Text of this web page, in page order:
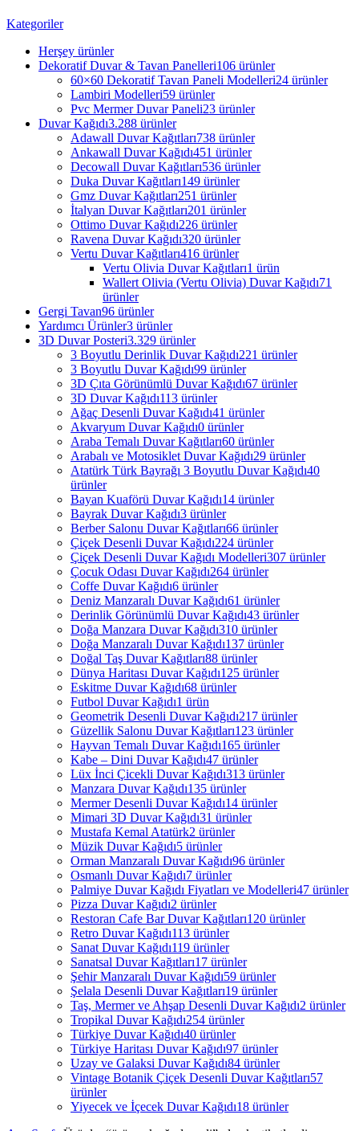
Kategoriler
Herşey ürünler
Dekoratif Duvar & Tavan Panelleri106 ürünler
60×60 Dekoratif Tavan Paneli Modelleri24 ürünler
Lambiri Modelleri59 ürünler
Pvc Mermer Duvar Paneli23 ürünler
Duvar Kağıdı3.288 ürünler
Adawall Duvar Kağıtları738 ürünler
Ankawall Duvar Kağıdı451 ürünler
Decowall Duvar Kağıtları536 ürünler
Duka Duvar Kağıtları149 ürünler
Gmz Duvar Kağıtları251 ürünler
İtalyan Duvar Kağıtları201 ürünler
Ottimo Duvar Kağıdı226 ürünler
Ravena Duvar Kağıdı320 ürünler
Vertu Duvar Kağıtları416 ürünler
Vertu Olivia Duvar Kağıtları1 ürün
Wallert Olivia (Vertu Olivia) Duvar Kağıdı71
ürünler
Gergi Tavan96 ürünler
Yardımcı Ürünler3 ürünler
3D Duvar Posteri3.329 ürünler
3 Boyutlu Derinlik Duvar Kağıdı221 ürünler
3 Boyutlu Duvar Kağıdı99 ürünler
3D Çıta Görünümlü Duvar Kağıdı67 ürünler
3D Duvar Kağıdı113 ürünler
Ağaç Desenli Duvar Kağıdı41 ürünler
Akvaryum Duvar Kağıdı0 ürünler
Araba Temalı Duvar Kağıtları60 ürünler
Arabalı ve Motosiklet Duvar Kağıdı29 ürünler
Atatürk Türk Bayrağı 3 Boyutlu Duvar Kağıdı40
ürünler
Bayan Kuaförü Duvar Kağıdı14 ürünler
Bayrak Duvar Kağıdı3 ürünler
Berber Salonu Duvar Kağıtları66 ürünler
Çiçek Desenli Duvar Kağıdı224 ürünler
Çiçek Desenli Duvar Kağıdı Modelleri307 ürünler
Çocuk Odası Duvar Kağıdı264 ürünler
Coffe Duvar Kağıdı6 ürünler
Deniz Manzaralı Duvar Kağıdı61 ürünler
Derinlik Görünümlü Duvar Kağıdı43 ürünler
Doğa Manzara Duvar Kağıdı310 ürünler
Doğa Manzaralı Duvar Kağıdı137 ürünler
Doğal Taş Duvar Kağıtları88 ürünler
Dünya Haritası Duvar Kağıdı125 ürünler
Eskitme Duvar Kağıdı68 ürünler
Futbol Duvar Kağıdı1 ürün
Geometrik Desenli Duvar Kağıdı217 ürünler
Güzellik Salonu Duvar Kağıtları123 ürünler
Hayvan Temalı Duvar Kağıdı165 ürünler
Kabe – Dini Duvar Kağıdı47 ürünler
Lüx İnci Çicekli Duvar Kağıdı313 ürünler
Manzara Duvar Kağıdı135 ürünler
Mermer Desenli Duvar Kağıdı14 ürünler
Mimari 3D Duvar Kağıdı31 ürünler
Mustafa Kemal Atatürk2 ürünler
Müzik Duvar Kağıdı5 ürünler
Orman Manzaralı Duvar Kağıdı96 ürünler
Osmanlı Duvar Kağıdı7 ürünler
Palmiye Duvar Kağıdı Fiyatları ve Modelleri47 ürünler
Pizza Duvar Kağıdı2 ürünler
Restoran Cafe Bar Duvar Kağıtları120 ürünler
Retro Duvar Kağıdı113 ürünler
Sanat Duvar Kağıdı119 ürünler
Sanatsal Duvar Kağıtları17 ürünler
Şehir Manzaralı Duvar Kağıdı59 ürünler
Şelala Desenli Duvar Kağıtları19 ürünler
Taş, Mermer ve Ahşap Desenli Duvar Kağıdı2 ürünler
Tropikal Duvar Kağıdı254 ürünler
Türkiye Duvar Kağıdı40 ürünler
Türkiye Haritası Duvar Kağıdı97 ürünler
Uzay ve Galaksi Duvar Kağıdı84 ürünler
Vintage Botanik Çiçek Desenli Duvar Kağıtları57
ürünler
Yiyecek ve İçecek Duvar Kağıdı18 ürünler